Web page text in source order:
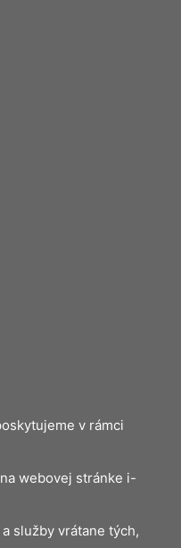
v rámci
webovej stránke i-
služby vrátane tých,